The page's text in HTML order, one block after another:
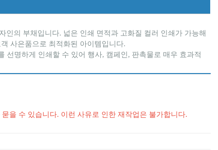
인의 부채입니다. 넓은 인쇄 면적과 고화질 컬러 인쇄가 가능해
사은품으로 최적화된 아이템입니다.
선명하게 인쇄할 수 있어 행사, 캠페인, 판촉물로 매우 효과적
을 수 있습니다. 이런 사유로 인한 재작업은 불가합니다.